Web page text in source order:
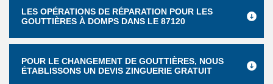
LES OPÉRATIONS DE RÉPARATION POUR LES
GOUTTIÈRES À DOMPS DANS LE 87120
POUR LE CHANGEMENT DE GOUTTIÈRES, NOUS
ÉTABLISSONS UN DEVIS ZINGUERIE GRATUIT